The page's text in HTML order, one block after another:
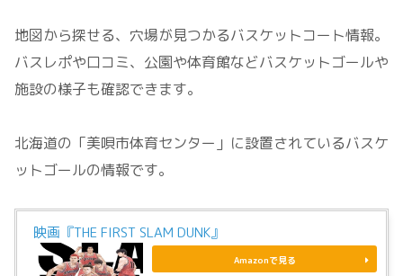
地図から探せる、穴場が見つかるバスケットコート情報。
バスレポや口コミ、公園や体育館などバスケットゴールや
施設の様子も確認できます。
北海道の「美唄市体育センター」に設置されているバスケ
ットゴールの情報です。
映画『THE FIRST SLAM DUNK』
Amazonで見る